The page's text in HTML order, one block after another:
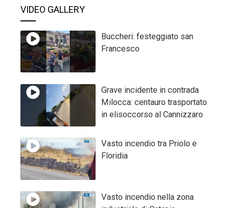
VIDEO GALLERY
Buccheri: festeggiato san
Francesco
Grave incidente in contrada
Milocca: centauro trasportato
in elisoccorso al Cannizzaro
Vasto incendio tra Priolo e
Floridia
Vasto incendio nella zona